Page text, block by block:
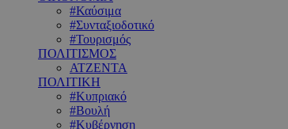
#Καύσιμα
#Συνταξιοδοτικό
#Τουρισμός
ΠΟΛΙΤΙΣΜΟΣ
ΑΤΖΕΝΤΑ
ΠΟΛΙΤΙΚΗ
#Κυπριακό
#Βουλή
#Κυβέρνηση